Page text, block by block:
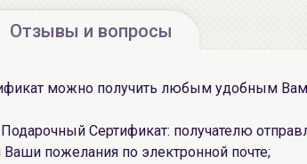
Отзывы и вопросы
можно получить любым удобным
Сертификат: получателю
Ваши пожелания по электронной почте;